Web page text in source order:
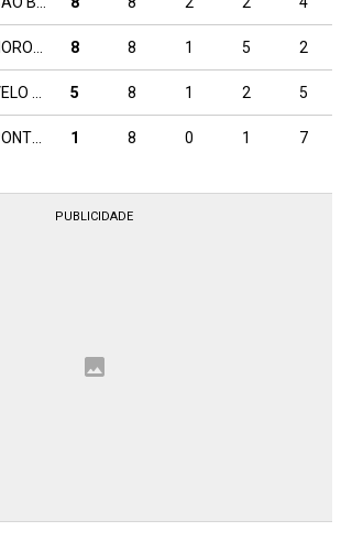
NOROESTE 8 8 1 5 2
VELO CLUBE 5 8 1 2 5
PONTE PRETA 1 8 0 1 7